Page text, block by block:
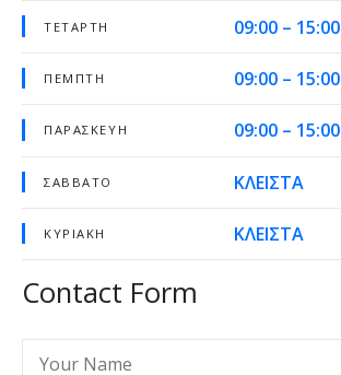
ΤΕΤΆΡΤΗ 09:00 – 15:00
ΠΈΜΠΤΗ 09:00 – 15:00
ΠΑΡΑΣΚΕΥΉ 09:00 – 15:00
ΣΆΒΒΑΤΟ ΚΛΕΙΣΤΑ
ΚΥΡΙΑΚΉ ΚΛΕΙΣΤΑ
Contact Form